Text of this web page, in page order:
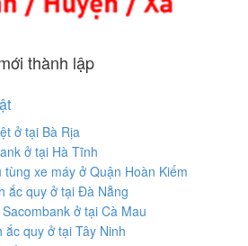
thành lập
ở tại Bà Rịa
ở tại Hà Tĩnh
xe máy ở Quận Hoàn Kiếm
ắc quy ở tại Đà Nẵng
ở tại Cà Mau
quy ở tại Tây Ninh